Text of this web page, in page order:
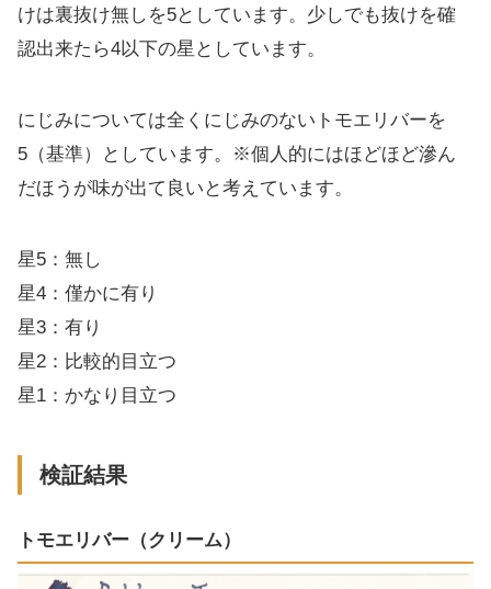
けは裏抜け無しを5としています。少しでも抜けを確
認出来たら4以下の星としています。
にじみについては全くにじみのないトモエリバーを
5（基準）としています。※個人的にはほどほど滲ん
だほうが味が出て良いと考えています。
星5：無し
星4：僅かに有り
星3：有り
星2：比較的目立つ
星1：かなり目立つ
検証結果
トモエリバー（クリーム）